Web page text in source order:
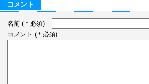
コメント
名前 (＊必須)
コメント (＊必須)